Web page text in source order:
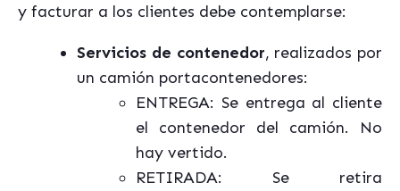
y facturar a los clientes debe contemplarse:
Servicios de contenedor, realizados por
un camión portacontenedores:
ENTREGA: Se entrega al cliente
el contenedor del camión. No
hay vertido.
RETIRADA: Se retira